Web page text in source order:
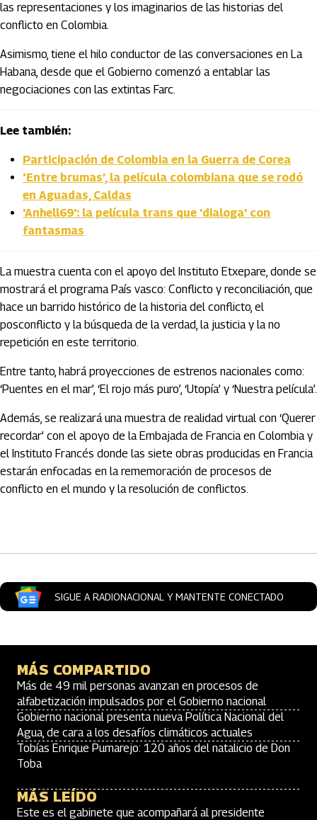
las representaciones y los imaginarios de las historias del
conflicto en Colombia.
Asimismo, tiene el hilo conductor de las conversaciones en La
Habana, desde que el Gobierno comenzó a entablar las
negociaciones con las extintas Farc.
Lee también:
Participación de Colombia en la Guerra de Corea
‘Entre brumas’, la película colombiana que se rodó
en Aguadas, Caldas
'Anhell69': la película trans que 'dialoga' con
fantasmas
La muestra cuenta con el apoyo del Instituto Etxepare, donde se
mostrará el programa País vasco: Conflicto y reconciliación, que
hace un barrido histórico de la historia del conflicto, el
posconflicto y la búsqueda de la verdad, la justicia y la no
repetición en este territorio.
Entre tanto, habrá proyecciones de estrenos nacionales como:
‘Puentes en el mar’, ‘El rojo más puro’, ‘Utopía’ y ‘Nuestra película’.
Además, se realizará una muestra de realidad virtual con ‘Querer
recordar’ con el apoyo de la Embajada de Francia en Colombia y
el Instituto Francés donde las siete obras producidas en Francia
estarán enfocadas en la rememoración de procesos de
conflicto en el mundo y la resolución de conflictos.
SIGUE A RADIONACIONAL Y MANTENTE CONECTADO
MÁS COMPARTIDO
Más de 49 mil personas avanzan en procesos de
alfabetización impulsados por el Gobierno nacional
Gobierno nacional presenta nueva Política Nacional del
Agua, de cara a los desafíos climáticos actuales
Tobías Enrique Pumarejo: 120 años del natalicio de Don
Toba
MÁS LEÍDO
Este es el gabinete que acompañará al presidente